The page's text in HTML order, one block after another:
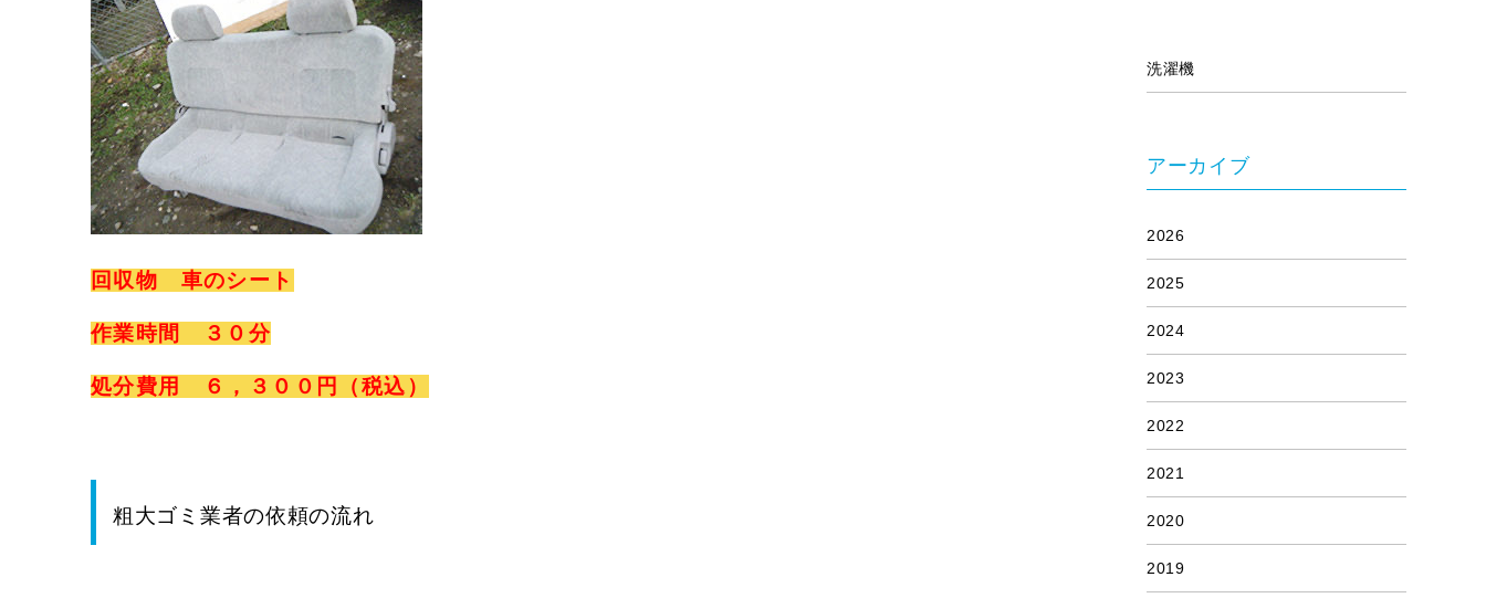
回収物 車のシート
作業時間 ３０分
処分費用 ６，３００円（税込）
粗大ゴミ業者の依頼の流れ
洗濯機
アーカイブ
2026
2025
2024
2023
2022
2021
2020
2019